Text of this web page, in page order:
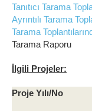
Tanıtıcı Tarama
Ayrıntılı Tarama
Tarama
Tarama Raporu
İlgili Projeler:
Proje Yılı/No